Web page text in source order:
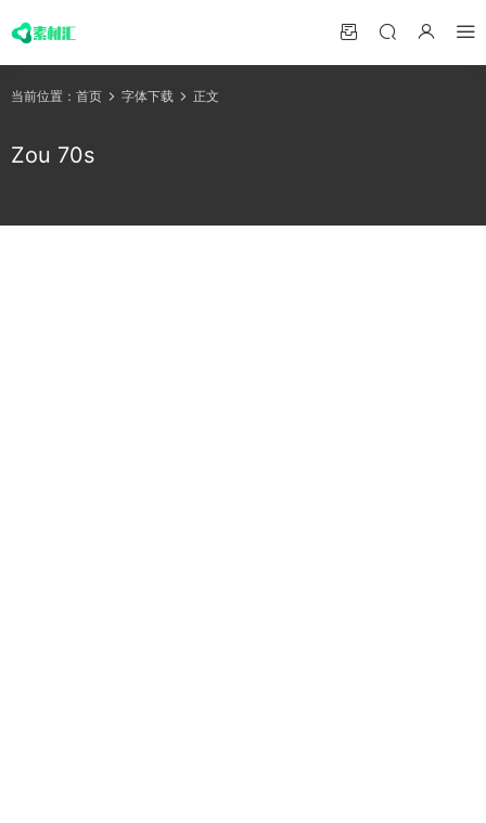
当前位置： 首页 字体下载 正文
Zou 70s